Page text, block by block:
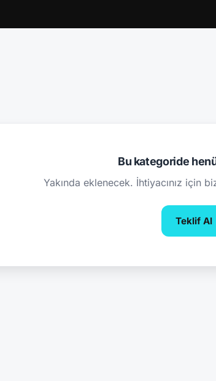
Bu kategoride
Yakında eklenecek. İhtiyacınız için
Teklif Al